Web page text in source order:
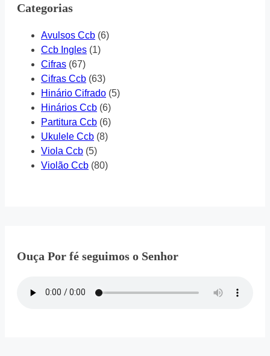
Categorias
Avulsos Ccb (6)
Ccb Ingles (1)
Cifras (67)
Cifras Ccb (63)
Hinário Cifrado (5)
Hinários Ccb (6)
Partitura Ccb (6)
Ukulele Ccb (8)
Viola Ccb (5)
Violão Ccb (80)
Ouça Por fé seguimos o Senhor